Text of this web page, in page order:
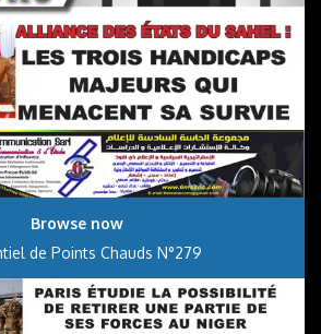
Browse now
de Points Chauds N°279